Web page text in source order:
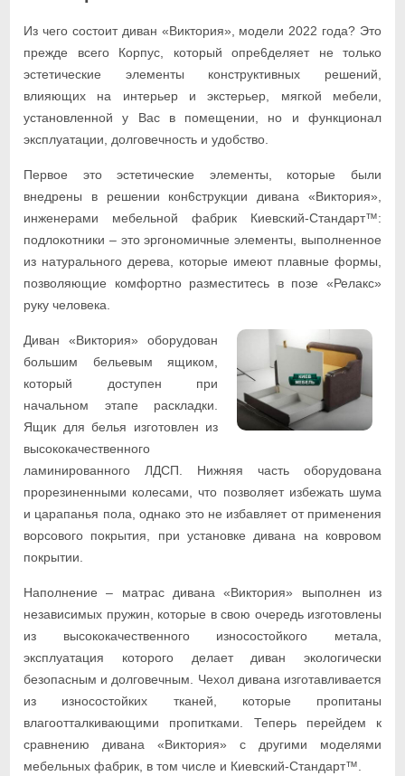
Из чего состоит диван «Виктория», модели 2022 года? Это
прежде всего Корпус, который опре6деляет не только
эстетические элементы конструктивных решений,
влияющих на интерьер и экстерьер, мягкой мебели,
установленной у Вас в помещении, но и функционал
эксплуатации, долговечность и удобство.
Первое это эстетические элементы, которые были
внедрены в решении кон6струкции дивана «Виктория»,
инженерами мебельной фабрик Киевский-Стандарт™:
подлокотники – это эргономичные элементы, выполненное
из натурального дерева, которые имеют плавные формы,
позволяющие комфортно разместитесь в позе «Релакс»
руку человека.
Диван «Виктория» оборудован
большим бельевым ящиком,
который доступен при
начальном этапе раскладки.
Ящик для белья изготовлен из
высококачественного
ламинированного ЛДСП. Нижняя часть оборудована
прорезиненными колесами, что позволяет избежать шума
и царапанья пола, однако это не избавляет от применения
ворсового покрытия, при установке дивана на ковровом
покрытии.
Наполнение – матрас дивана «Виктория» выполнен из
независимых пружин, которые в свою очередь изготовлены
из высококачественного износостойкого метала,
эксплуатация которого делает диван экологически
безопасным и долговечным. Чехол дивана изготавливается
из износостойких тканей, которые пропитаны
влагоотталкивающими пропитками. Теперь перейдем к
сравнению дивана «Виктория» с другими моделями
мебельных фабрик, в том числе и Киевский-Стандарт™.